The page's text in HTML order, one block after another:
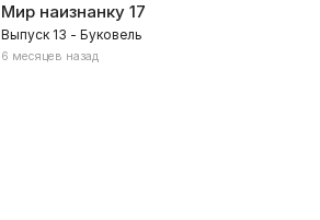
Мир наизнанку17
Выпуск 13 - Буковель
6 месяцев назад